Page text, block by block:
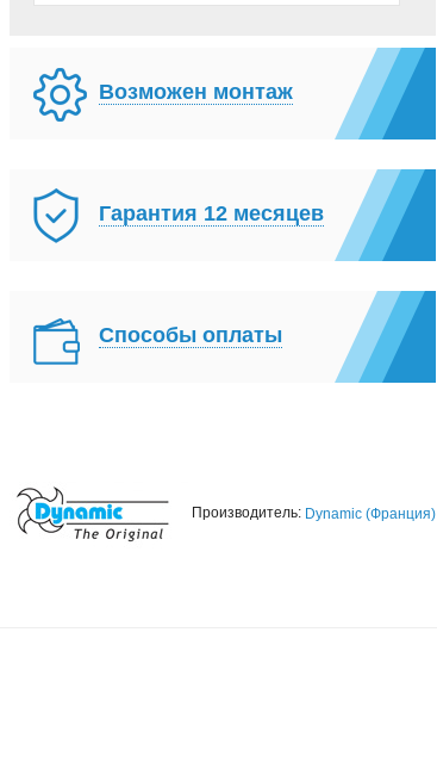
Возможен монтаж
Гарантия 12 месяцев
Способы оплаты
Производитель: Dynamic (Франция)